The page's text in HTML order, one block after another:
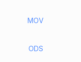
MOV
ODS